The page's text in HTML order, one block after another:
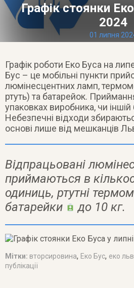
ДОВІДКА
Графік стоянки
2024
01 липня
Графік роботи Еко Буса на
Бус – це мобільні пункти
люмінесцентних ламп,
ртуть) та батарейок.
упаковках виробника, чи іншій
Небезпечні відходи
основі лише від мешканців
Відпрацьовані
приймаються в
одиниць, ртутні
батарейки
до 10 кг.
Мітки: вторсировина, Еко Бус, еко
публікації